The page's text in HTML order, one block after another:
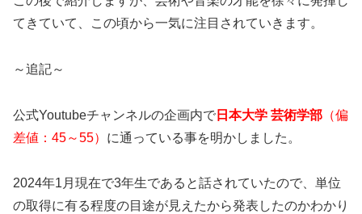
てきていて、この頃から一気に注目されていきます。
～追記～
公式Youtubeチャンネルの企画内で 日本大学 芸術学部 （偏
差値：45～55） に通っている事を明かしました。
2024年1月現在で3年生であると話されていたので、単位
の取得に有る程度の目途が見えたから発表したのかわかり